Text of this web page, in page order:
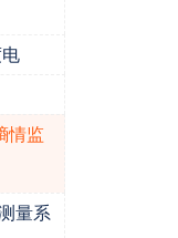
情监
量系